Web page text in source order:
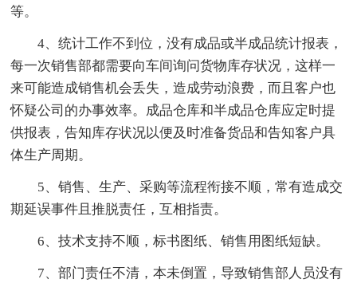
等。
4、统计工作不到位，没有成品或半成品统计报表，
每一次销售部都需要向车间询问货物库存状况，这样一
来可能造成销售机会丢失，造成劳动浪费，而且客户也
怀疑公司的办事效率。成品仓库和半成品仓库应定时提
供报表，告知库存状况以便及时准备货品和告知客户具
体生产周期。
5、销售、生产、采购等流程衔接不顺，常有造成交
期延误事件且推脱责任，互相指责。
6、技术支持不顺，标书图纸、销售用图纸短缺。
7、部门责任不清，本未倒置，导致销售部人员没有